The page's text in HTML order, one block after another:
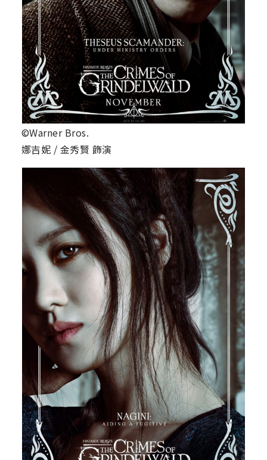
©Warner Bros.
娜吉妮 / 金秀賢 飾演